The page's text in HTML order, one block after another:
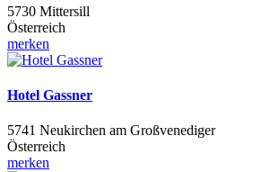
5730 Mittersill
Österreich
merken
Hotel Gassner
5741 Neukirchen am Großvenediger
Österreich
merken